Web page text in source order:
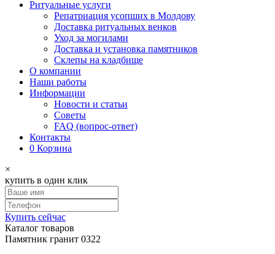
Ритуальные услуги
Репатриация усопших в Молдову
Доставка ритуальных венков
Уход за могилами
Доставка и установка памятников
Склепы на кладбище
О компании
Наши работы
Информации
Новости и статьи
Советы
FAQ (вопрос-ответ)
Контакты
0 Корзина
×
купить в один клик
Купить сейчас
Каталог товаров
Памятник гранит 0322